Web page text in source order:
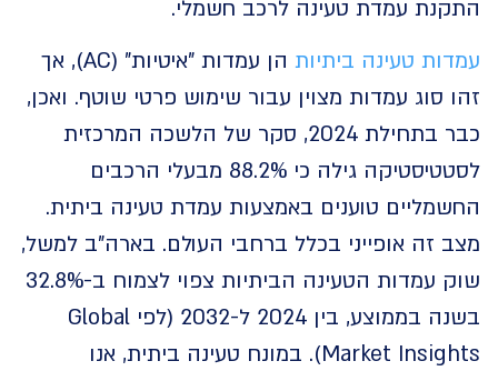
עמדת טעינה לרכב חשמלי.
טעינה ביתיות
הן עמדות "איטיות" (AC), אך
סוג עמדות מצוין עבור שימוש פרטי שוטף. ואכן,
כבר בתחילת 2024, סקר של הלשכה המרכזית
לסטטיסטיקה גילה כי 88.2% מבעלי הרכבים
טוענים באמצעות עמדת טעינה ביתית.
זה אופייני בכלל ברחבי העולם. בארה"ב למשל,
שוק עמדות הטעינה הביתיות צפוי לצמוח ב-32.8%
בשנה בממוצע, בין 2024 ל-2032 (לפי Global
Market Insights). במונח טעינה ביתית, אנו